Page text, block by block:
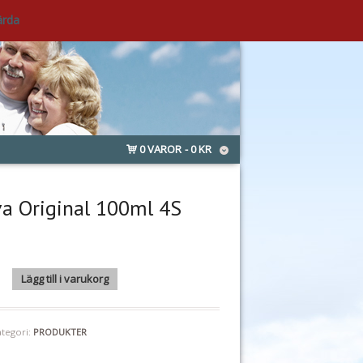
0 VAROR 0 KR
Original 100ml 4S
100ml 4S mängd
Lägg till i varukorg
PRODUKTER